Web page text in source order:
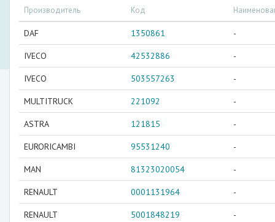
Производитель Код
DAF 1350861 -
IVECO 42532886 -
IVECO 503557263 -
MULTITRUCK 221092 -
ASTRA 121815 -
EURORICAMBI 95531240 -
MAN 81323020054 -
RENAULT 0001131964 -
RENAULT 5001848219 -